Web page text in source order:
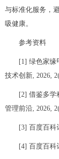
与标准化服务，
吸健康。
参考资料
[1] 绿色家缘
技术创新, 2026,
[2] 借鉴多学
管理前沿, 2026,
[3] 百度百科
[4] 百度百科